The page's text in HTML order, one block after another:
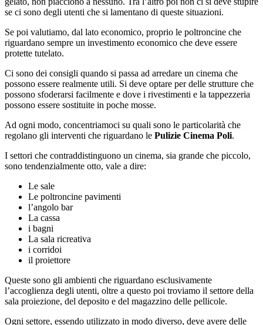
se ci sono degli utenti che si lamentano di queste situazioni.
Se poi valutiamo, dal lato economico, proprio le poltroncine che
riguardano sempre un investimento economico che deve essere
protette tutelato.
Ci sono dei consigli quando si passa ad arredare un cinema che
possono essere realmente utili. Si deve optare per delle strutture che
possono sfoderarsi facilmente e dove i rivestimenti e la tappezzeria
possono essere sostituite in poche mosse.
Ad ogni modo, concentriamoci su quali sono le particolarità che
regolano gli interventi che riguardano le Pulizie Cinema Poli.
I settori che contraddistinguono un cinema, sia grande che piccolo,
sono tendenzialmente otto, vale a dire:
Le sale
Le poltroncine pavimenti
l’angolo bar
La cassa
i bagni
La sala ricreativa
i corridoi
il proiettore
Queste sono gli ambienti che riguardano esclusivamente
l’accoglienza degli utenti, oltre a questo poi troviamo il settore della
sala proiezione, del deposito e del magazzino delle pellicole.
Ogni settore, essendo utilizzato in modo diverso, deve avere delle